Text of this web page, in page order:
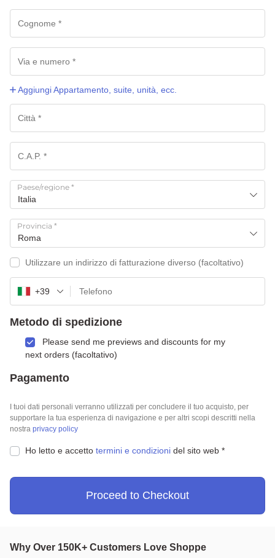
Aggiungi Appartamento, suite, unità, ecc.
Paese/regione *
Italia
Provincia *
Roma
Utilizzare un indirizzo di fatturazione diverso (facoltativo)
+39
Metodo di spedizione
Please send me previews and discounts for my
next orders (facoltativo)
Pagamento
I tuoi dati personali verranno utilizzati per concludere il tuo acquisto, per
supportare la tua esperienza di navigazione e per altri scopi descritti nella
nostra privacy policy
Ho letto e accetto termini e condizioni del sito web *
Proceed to Checkout
Why Over 150K+ Customers Love Shoppe